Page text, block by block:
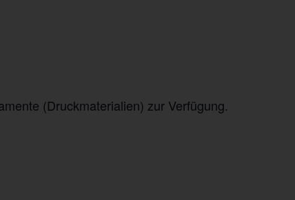
(Druckmaterialien) zur Verfügung.